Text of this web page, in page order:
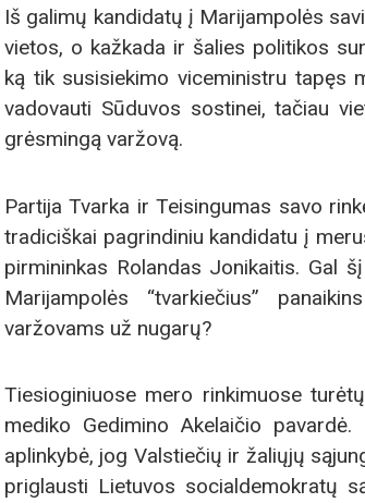
Iš galimų kandidatų į Marijampolės
vietos, o kažkada ir šalies politikos
ką tik susisiekimo viceministru tapęs
vadovauti Sūduvos sostinei, tačiau
grėsmingą varžovą.
Partija Tvarka ir Teisingumas savo
tradiciškai pagrindiniu kandidatu į
pirmininkas Rolandas Jonikaitis. Gal
Marijampolės “tvarkiečius”
varžovams už nugarų?
Tiesioginiuose mero rinkimuose
mediko Gedimino Akelaičio
aplinkybė, jog Valstiečių ir žaliųjų
priglausti Lietuvos socialdemokratų